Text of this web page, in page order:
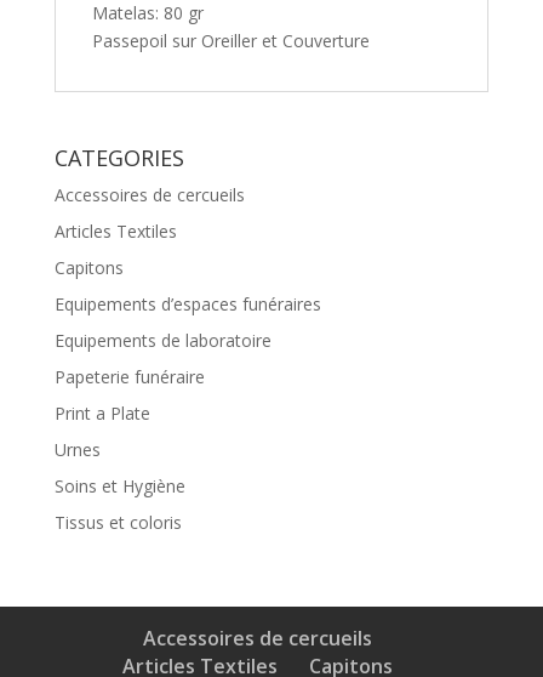
Matelas: 80 gr
Passepoil sur Oreiller et Couverture
CATEGORIES
Accessoires de cercueils
Articles Textiles
Capitons
Equipements d’espaces funéraires
Equipements de laboratoire
Papeterie funéraire
Print a Plate
Urnes
Soins et Hygiène
Tissus et coloris
Accessoires de cercueils
Articles Textiles
Capitons